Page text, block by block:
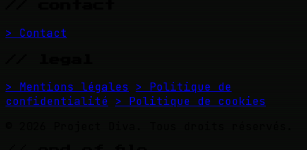
> Contact
> Mentions légales
> Politique de
confidentialité > Politique de cookies